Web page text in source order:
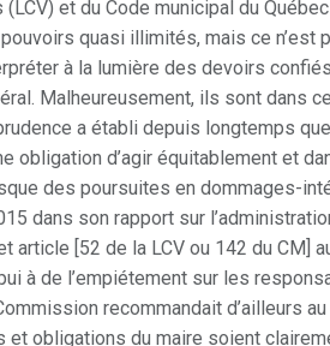
et du Code municipal du
pouvoirs quasi illimités, mais ce
à la lumière des devoirs
Malheureusement, ils sont dans
a établi depuis longtemps
obligation d’agir équitablement et
des poursuites en dommages-
dans son rapport sur
article [52 de la LCV ou 142 du
à de l’empiétement sur les
recommandait d’ailleurs
et obligations du maire soient